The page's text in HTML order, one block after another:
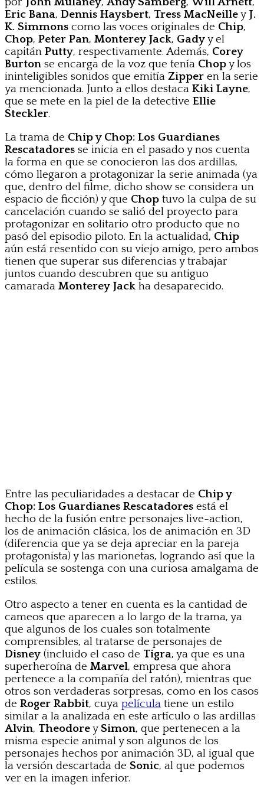
Eric Bana, Dennis Haysbert, Tress MacNeilley J.
K. Simmons como las voces originales de Chip,
Chop, Peter Pan, Monterey Jack, Gadyy el
capitán Putty, respectivamente. Además, Corey
Burton se encarga de la voz que tenía Chopy los
ininteligibles sonidos que emitía Zipper en la serie
ya mencionada. Junto a ellos destaca Kiki Layne,
que se mete en la piel de la detective Ellie
Steckler.
La trama de Chip y Chop: Los Guardianes
Rescatadores se inicia en el pasado y nos cuenta
la forma en que se conocieron las dos ardillas,
cómo llegaron a protagonizar la serie animada (ya
que, dentro del filme, dicho show se considera un
espacio de ficción) y que Chop tuvo la culpa de su
cancelación cuando se salió del proyecto para
protagonizar en solitario otro producto que no
pasó del episodio piloto. En la actualidad, Chip
aún está resentido con su viejo amigo, pero ambos
tienen que superar sus diferencias y trabajar
juntos cuando descubren que su antiguo
camarada Monterey Jack ha desaparecido.
Entre las peculiaridades a destacar de Chip y
Chop: Los Guardianes Rescatadores está el
hecho de la fusión entre personajes live-action,
los de animación clásica, los de animación en 3D
(diferencia que ya se deja apreciar en la pareja
protagonista) y las marionetas, logrando así que la
película se sostenga con una curiosa amalgama de
estilos.
Otro aspecto a tener en cuenta es la cantidad de
cameos que aparecen a lo largo de la trama, ya
que algunos de los cuales son totalmente
comprensibles, al tratarse de personajes de
Disney (incluido el caso de Tigra, ya que es una
superheroína de Marvel, empresa que ahora
pertenece a la compañía del ratón), mientras que
otros son verdaderas sorpresas, como en los casos
de Roger Rabbit, cuya película tiene un estilo
similar a la analizada en este artículo o las ardillas
Alvin, TheodoreySimon, que pertenecen a la
misma especie animal y son algunos de los
personajes hechos por animación 3D, al igual que
la versión descartada de Sonic, al que podemos
ver en la imagen inferior.